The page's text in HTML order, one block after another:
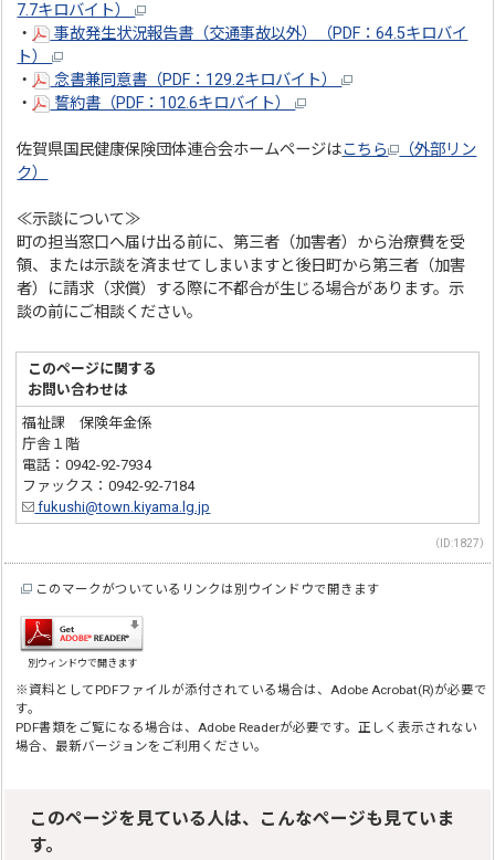
7.7キロバイト）
・
事故発生状況報告書（交通事故以外）（PDF：64.5キロバイ
ト）
・
念書兼同意書（PDF：129.2キロバイト）
・
誓約書（PDF：102.6キロバイト）
佐賀県国民健康保険団体連合会ホームページはこちら
（外部リン
ク）
≪示談について≫
町の担当窓口へ届け出る前に、第三者（加害者）から治療費を受
領、または示談を済ませてしまいますと後日町から第三者（加害
者）に請求（求償）する際に不都合が生じる場合があります。示
談の前にご相談ください。
このページに関する
お問い合わせは
福祉課 保険年金係
庁舎１階
電話：0942-92-7934
ファックス：0942-92-7184
fukushi@town.kiyama.lg.jp
（ID:1827）
このマークがついているリンクは別ウインドウで開きます
別ウィンドウで開きます
※資料としてPDFファイルが添付されている場合は、Adobe Acrobat(R)が必要で
す。
PDF書類をご覧になる場合は、Adobe Readerが必要です。正しく表示されない
場合、最新バージョンをご利用ください。
このページを見ている人は、こんなページも見ていま
す。